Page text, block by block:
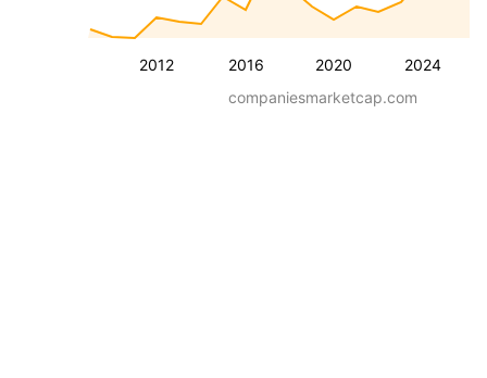
2012 2016 2020
2024
companiesmarketcap.com